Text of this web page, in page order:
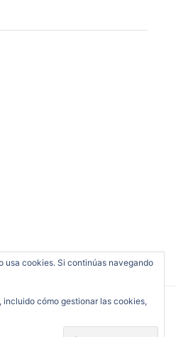
usa cookies. Si continúas navegando
incluido cómo gestionar las cookies,